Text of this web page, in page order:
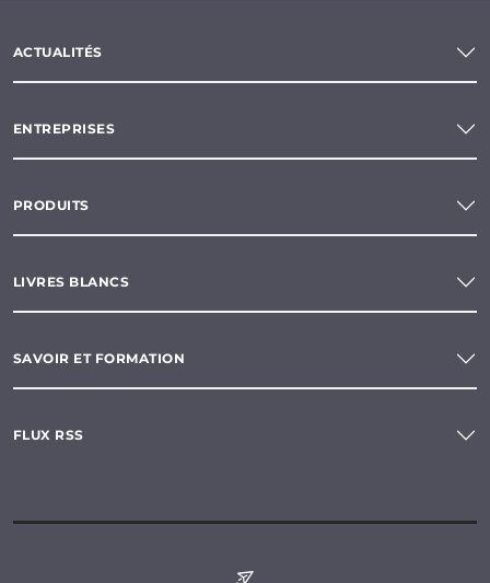
ACTUALITÉS
ENTREPRISES
PRODUITS
LIVRES BLANCS
SAVOIR ET FORMATION
FLUX RSS